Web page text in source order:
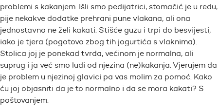
problemi s kakanjem. Išli smo pedijatrici, stomačić je u redu,
pije nekakve dodatke prehrani pune vlakana, ali ona
jednostavno ne želi kakati. Stišće guzu i trpi do besvijesti,
iako je tjera (pogotovo zbog tih jogurtića s vlaknima).
Stolica joj je ponekad tvrda, većinom je normalna, ali
suprug i ja već smo ludi od njezina (ne)kakanja. Vjerujem da
je problem u njezinoj glavici pa vas molim za pomoć. Kako
ću joj objasniti da je to normalno i da se mora kakati? S
poštovanjem.